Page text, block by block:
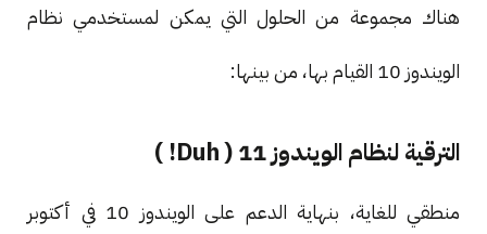
هناك مجموعة من الحلول التي يمكن لمستخدمي نظام
الويندوز 10 القيام بها، من بينها:
الترقية لنظام الويندوز 11 ( Duh! )
منطقي للغاية، بنهاية الدعم على الويندوز 10 في أكتوبر